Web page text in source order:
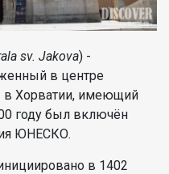
sv. Jakova) -
в центре
в Хорватии, имеющий
году был включён
ЮНЕСКО.
в 1402